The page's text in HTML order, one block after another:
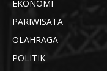
EKONOMI
PARIWISATA
OLAHRAGA
POLITIK